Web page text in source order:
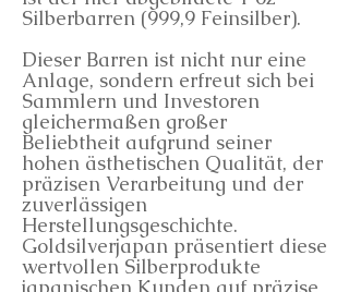
Silberbarren (999,9 Feinsilber).
Dieser Barren ist nicht nur eine
Anlage, sondern erfreut sich bei
Sammlern und Investoren
gleichermaßen großer
Beliebtheit aufgrund seiner
hohen ästhetischen Qualität, der
präzisen Verarbeitung und der
zuverlässigen
Herstellungsgeschichte.
Goldsilverjapan präsentiert diese
wertvollen Silberprodukte
japanischen Kunden auf präzise